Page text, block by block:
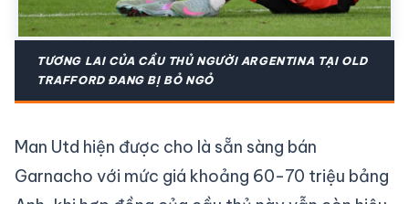
TƯƠNG LAI CỦA CẦU THỦ NGƯỜI ARGENTINA TẠI OLD
TRAFFORD ĐANG BỊ BỎ NGỎ
Man Utd hiện được cho là sẵn sàng bán
Garnacho với mức giá khoảng 60-70 triệu bảng